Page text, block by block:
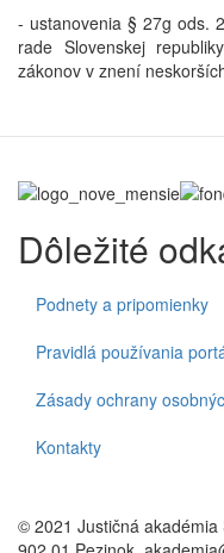
- ustanovenia § 27g ods.
rade Slovenskej
zákonov v znení
Dôležité
Podnety a pripomienky
Pravidlá používania
Zásady ochrany
Kontakty
© 2021 Justičná akadémia